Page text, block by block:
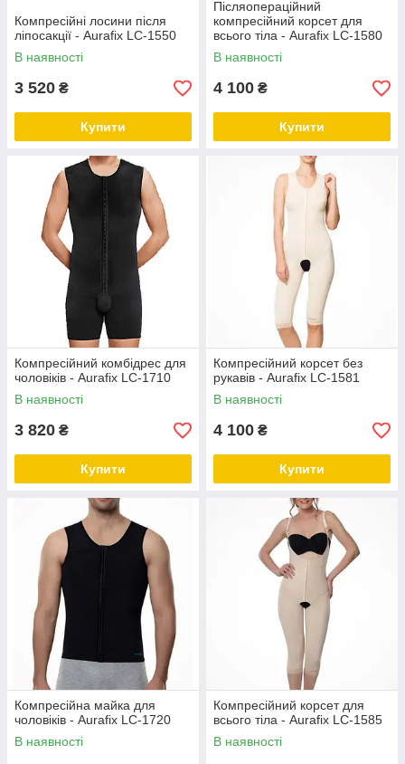
Компресійні лосини після
ліпосакції - Aurafix LC-1550
В наявності
3 520 ₴
Купити
Післяопераційний
компресійний корсет для
всього тіла - Aurafix LC-1580
В наявності
4 100 ₴
Купити
Компресійний комбідрес для
чоловіків - Aurafix LC-1710
В наявності
3 820 ₴
Купити
Компресійний корсет без
рукавів - Aurafix LC-1581
В наявності
4 100 ₴
Купити
Компресійна майка для
чоловіків - Aurafix LC-1720
В наявності
Компресійний корсет для
всього тіла - Aurafix LC-1585
В наявності